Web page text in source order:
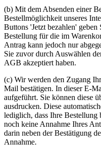
(b) Mit dem Absenden einer
Bestellmöglichkeit unseres
Buttons 'Jetzt bezahlen'
Bestellung für die im
Antrag kann jedoch nur
Sie zuvor durch Auswählen
AGB akzeptiert haben.
(c) Wir werden den Zugang
Mail bestätigen. In dieser E-
aufgeführt. Sie können diese
ausdrucken. Diese
lediglich, dass Ihre Bestellung
noch keine Annahme Ihres
darin neben der Bestätigung
Annahme.